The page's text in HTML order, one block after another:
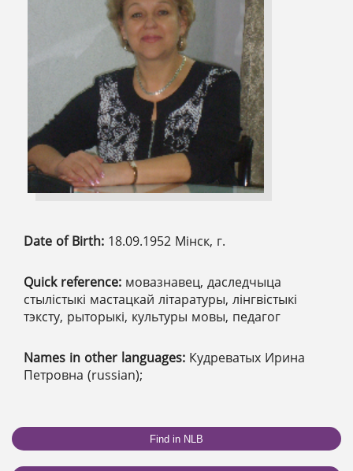
Date of Birth: 18.09.1952 Мінск, г.
Quick reference: мовазнавец, даследчыца
стылістыкі мастацкай літаратуры, лінгвістыкі
тэксту, рыторыкі, культуры мовы, педагог
Names in other languages: Кудреватых Ирина
Петровна (russian);
Find in NLB